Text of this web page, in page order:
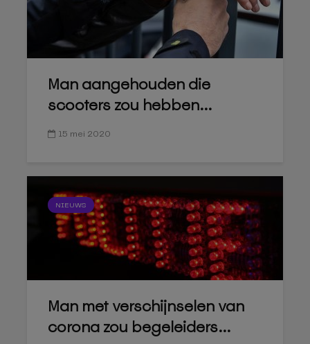
Man aangehouden die
scooters zou hebben...
15 mei 2020
NIEUWS
Man met verschijnselen van
corona zou begeleiders...